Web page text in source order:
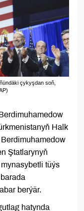
çykyşdan soň,
Halk
Ştatlarynyň
tüýs
berýär.
hatynda